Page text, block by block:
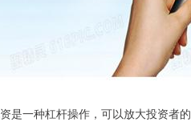
是一种杠杆操作，可以放大投资者